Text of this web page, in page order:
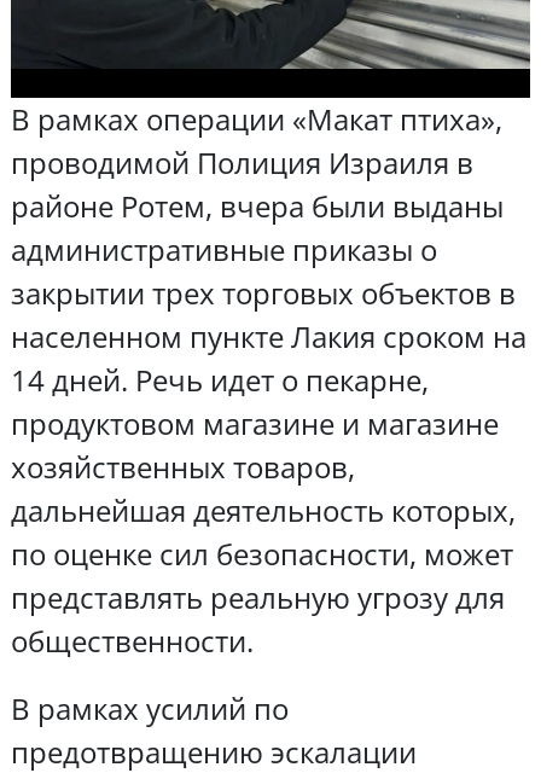
В рамках операции «Макат птиха»,
проводимой Полиция Израиля в
районе Ротем, вчера были выданы
административные приказы о
закрытии трех торговых объектов в
населенном пункте Лакия сроком на
14 дней. Речь идет о пекарне,
продуктовом магазине и магазине
хозяйственных товаров,
дальнейшая деятельность которых,
по оценке сил безопасности, может
представлять реальную угрозу для
общественности.
В рамках усилий по
предотвращению эскалации